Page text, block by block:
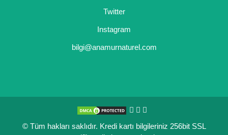
Twitter
Instagram
bilgi@anamurnaturel.com
© Tüm hakları saklıdır. Kredi kartı bilgileriniz 256bit SSL